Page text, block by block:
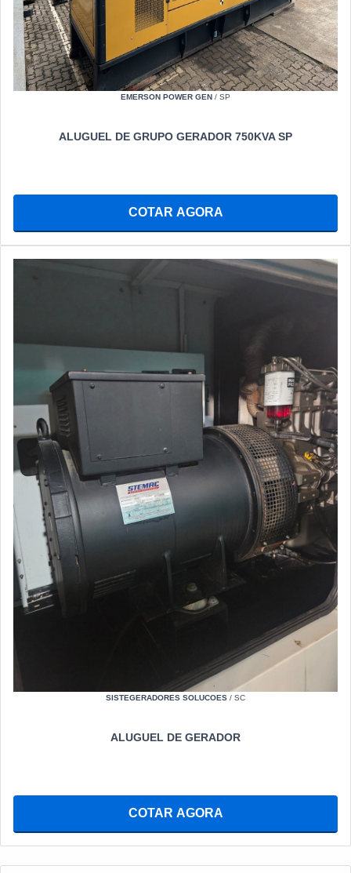
EMERSON POWER GEN / SP
ALUGUEL DE GRUPO GERADOR 750KVA SP
COTAR AGORA
SISTEGERADORES SOLUCOES / SC
ALUGUEL DE GERADOR
COTAR AGORA